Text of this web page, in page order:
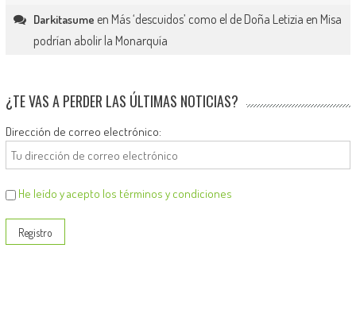
Darkitasume en Más ‘descuidos’ como el de Doña Letizia en Misa
podrían abolir la Monarquía
¿TE VAS A PERDER LAS ÚLTIMAS NOTICIAS?
Dirección de correo electrónico:
He leído y acepto los términos y condiciones